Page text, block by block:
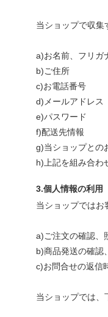
当ショップで収集
a)お名前、フリガ
b)ご住所
c)お電話番号
d)メールアドレス
e)パスワード
f)配送先情報
g)当ショップとの
h)上記を組み合わ
3.個人情報の利用
当ショップではお
a)ご注文の確認、
b)商品発送の確認
c)お問合せの返信
当ショップでは、